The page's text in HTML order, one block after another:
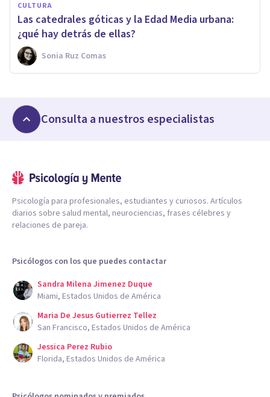
CULTURA
Las catedrales góticas y la Edad Media urbana:
¿qué hay detrás de ellas?
Sonia Ruz Comas
Consulta a nuestros especialistas
Psicología para profesionales, estudiantes y curiosos. Artículos
diarios sobre salud mental, neurociencias, frases célebres y
relaciones de pareja.
Psicólogos con los que puedes contactar
Sandra Milena Jimenez Duque
Miami, Estados Unidos de América
Maria De Jesus Gutierrez Tellez
San Francisco, Estados Unidos de América
Jessica Perez Rubio
Florida, Estados Unidos de América